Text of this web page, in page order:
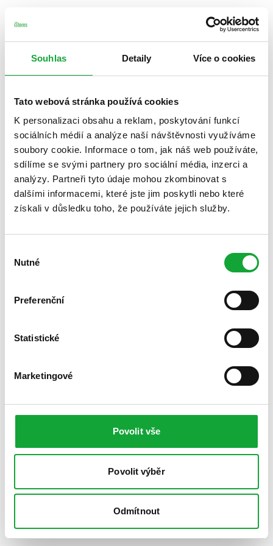
Souhlas Detaily Více o cookies
Tato webová stránka používá cookies
K personalizaci obsahu a reklam, poskytování funkcí
sociálních médií a analýze naší návštěvnosti využíváme
soubory cookie. Informace o tom, jak náš web používáte,
sdílíme se svými partnery pro sociální média, inzerci a
analýzy. Partneři tyto údaje mohou zkombinovat s
dalšími informacemi, které jste jim poskytli nebo které
získali v důsledku toho, že používáte jejich služby.
souhlasu
Nutné
Preferenční
Statistické
Marketingové
Povolit vše
Povolit výběr
Odmítnout